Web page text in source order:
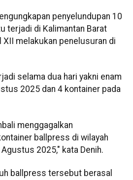
penyelundupan 10
terjadi di Kalimantan Barat
XII melakukan penelusuran di
selama dua hari yakni enam
2025 dan 4 kontainer pada
menggagalkan
ballpress di wilayah
2025," kata Denih.
ballpress tersebut berasal